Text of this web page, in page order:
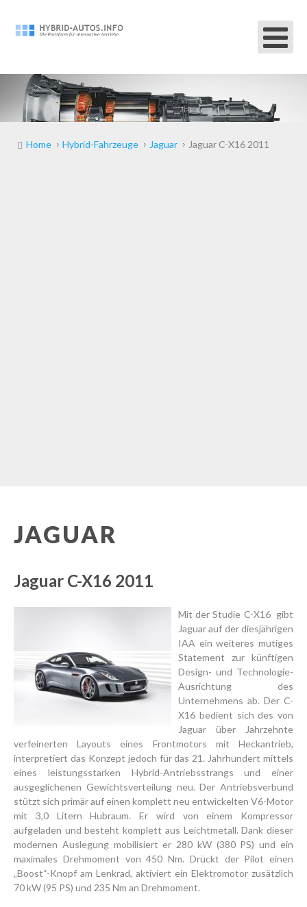
Home Hybrid-Fahrzeuge Jaguar Jaguar C-X16 2011
JAGUAR
Jaguar C-X16 2011
Mit der Studie C-X16 gibt
Jaguar auf der diesjährigen
IAA ein weiteres mutiges
Statement zur künftigen
Design- und Technologie-
Ausrichtung des
Unternehmens ab. Der C-
X16 bedient sich des von
Jaguar über Jahrzehnte
verfeinerten Layouts eines Frontmotors mit Heckantrieb,
interpretiert das Konzept jedoch für das 21. Jahrhundert mittels
eines leistungsstarken Hybrid-Antriebsstrangs und einer
ausgeglichenen Gewichtsverteilung neu. Der Antriebsverbund
stützt sich primär auf einen komplett neu entwickelten V6-Motor
mit 3,0 Litern Hubraum. Er wird von einem Kompressor
aufgeladen und besteht komplett aus Leichtmetall. Dank dieser
modernen Auslegung mobilisiert er 280 kW (380 PS) und ein
maximales Drehmoment von 450 Nm. Drückt der Pilot einen
„Boost“-Knopf am Lenkrad, aktiviert ein Elektromotor zusätzlich
70 kW (95 PS) und 235 Nm an Drehmoment.